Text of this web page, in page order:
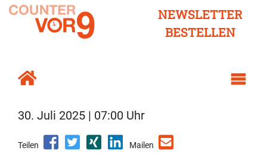
NEWSLETTER
BESTELLEN
30. Juli 2025 | 07:00 Uhr
Teilen Mailen